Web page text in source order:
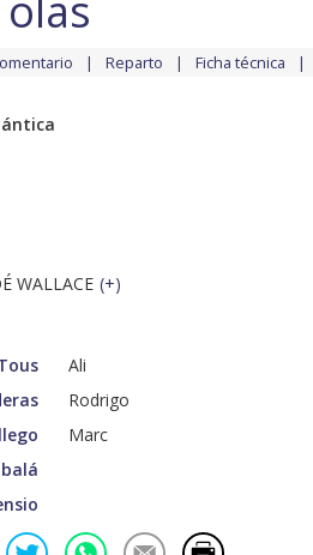
Reparto Ficha técnica
WALLACE (+)
Ali
Rodrigo
Marc